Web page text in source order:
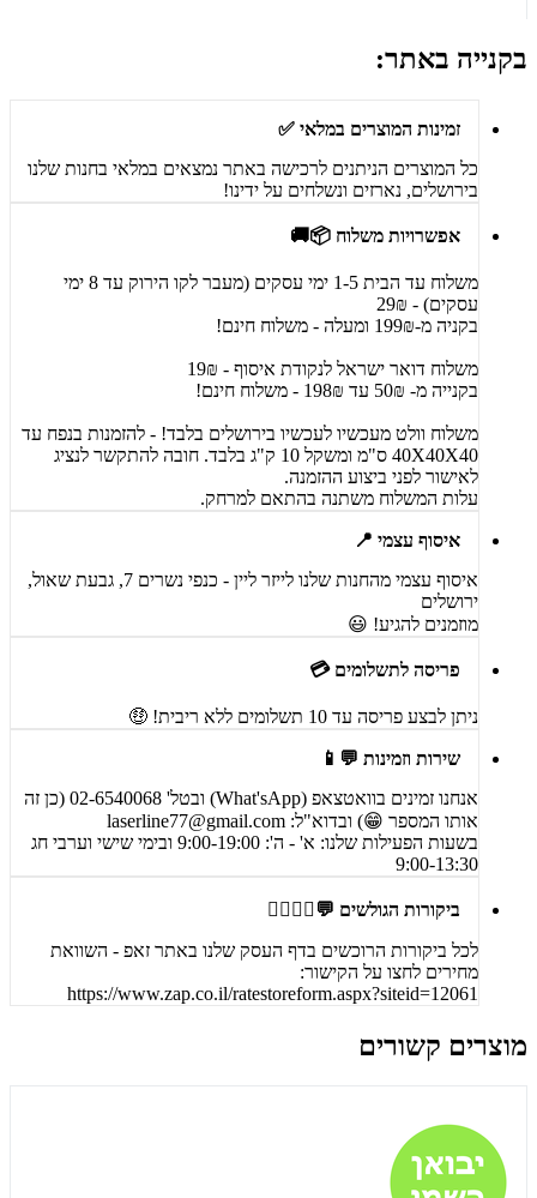
בקנייה באתר:
זמינות המוצרים במלאי ✅
כל המוצרים הניתנים לרכישה באתר נמצאים במלאי בחנות שלנו
בירושלים, נארזים ונשלחים על ידינו!
אפשרויות משלוח 📦🚚
משלוח עד הבית 1-5 ימי עסקים (מעבר לקו הירוק עד 8 ימי
עסקים) - 29₪
בקניה מ-199₪ ומעלה - משלוח חינם!
משלוח דואר ישראל לנקודת איסוף - 19₪
בקנייה מ- 50₪ עד 198₪ - משלוח חינם!
משלוח וולט מעכשיו לעכשיו בירושלים בלבד! - להזמנות בנפח עד
40X40X40 ס"מ ומשקל 10 ק"ג בלבד. חובה להתקשר לנציג
לאישור לפני ביצוע ההזמנה.
עלות המשלוח משתנה בהתאם למרחק.
איסוף עצמי 📍
איסוף עצמי מהחנות שלנו לייזר ליין - כנפי נשרים 7, גבעת שאול,
ירושלים
מוזמנים להגיע! 😃
פריסה לתשלומים 💳
ניתן לבצע פריסה עד 10 תשלומים ללא ריבית! 🤑
שירות וזמינות 💬📱
אנחנו זמינים בוואטצאפ (What'sApp) ובטל' 02-6540068 (כן זה
אותו המספר 😁) ובדוא"ל: laserline77@gmail.com
בשעות הפעילות שלנו: א' - ה': 9:00-19:00 ובימי שישי וערבי חג
9:00-13:30
ביקורות הגולשים 💬🙋‍♀️🙋‍♂️
לכל ביקורות הרוכשים בדף העסק שלנו באתר זאפ - השוואת
מחירים לחצו על הקישור:
https://www.zap.co.il/ratestoreform.aspx?siteid=12061
מוצרים קשורים